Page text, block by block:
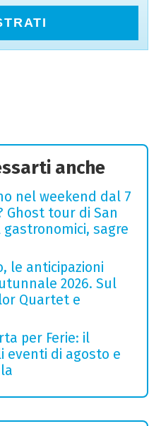
anche
nel weekend dal 7
Ghost tour di San
sagre
le anticipazioni
2026. Sul
Quartet e
per Ferie: il
eventi di agosto e